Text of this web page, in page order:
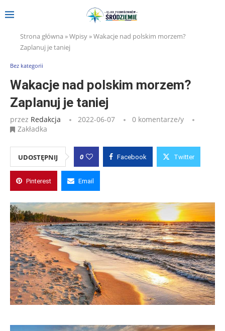
Strona główna »Wpisy»Wakacje nad polskim morzem?
Zaplanuj je taniej
Bez kategorii
Wakacje nad polskim morzem?
Zaplanuj je taniej
przez Redakcja 2022-06-07
0 komentarze/y
Zakładka
UDOSTĘPNIJ 0 Facebook Twitter
Pinterest Email